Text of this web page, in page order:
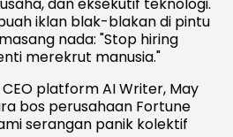
iklan blak-blakan di pintu
nada: "Stop hiring
merekrut manusia."
platform AI Writer, May
bos perusahaan Fortune
serangan panik kolektif